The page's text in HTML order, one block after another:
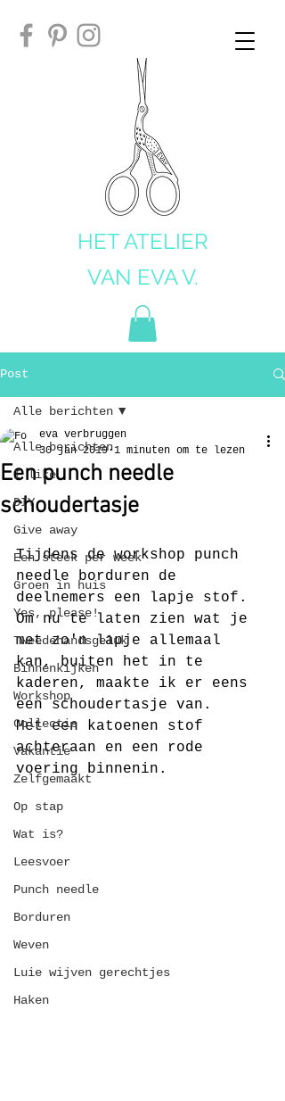
HET ATELIER
VAN EVA V.
Post
Alle berichten
I like
DIY
Give away
Een steek per week
Groen in huis
Yes, please!
Tweedehandsgeluk
Binnenkijken
Workshop
Collectie
Vakantie
Zelfgemaakt
Op stap
Wat is?
Leesvoer
Punch needle
Borduren
Weven
Luie wijven gerechtjes
Haken
Alle berichten
Een punch needle
schoudertasje
eva verbruggen
30 jan 2019 1 minuten om te lezen
Tijdens de workshop punch
needle borduren de
deelnemers een lapje stof.
Om nu te laten zien wat je
met zo'n lapje allemaal
kan, buiten het in te
kaderen, maakte ik er eens
een schoudertasje van.
Met een katoenen stof
achteraan en een rode
voering binnenin.